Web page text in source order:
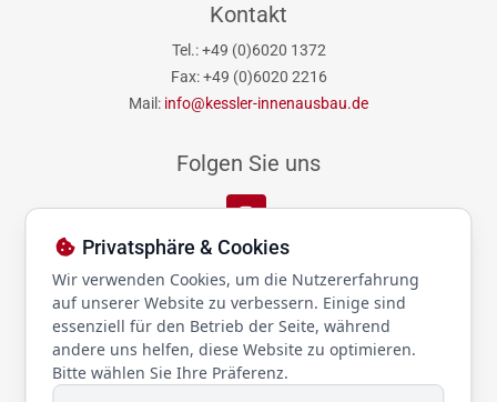
Kontakt
Tel.: +49 (0)6020 1372
Fax: +49 (0)6020 2216
Mail: info@kessler-innenausbau.de
Folgen Sie uns
Links
Datenschutz
Impressum
Privatsphäre & Cookies
Wir verwenden Cookies, um die Nutzererfahrung
auf unserer Website zu verbessern. Einige sind
essenziell für den Betrieb der Seite, während
andere uns helfen, diese Website zu optimieren.
Bitte wählen Sie Ihre Präferenz.